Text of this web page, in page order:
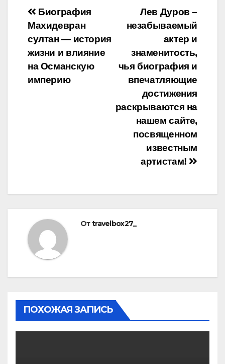
Навигация
по
записям
Лев Дуров –
незабываемый
актер и
знаменитость,
чья биография и
впечатляющие
достижения
раскрываются на
нашем сайте,
посвященном
известным
артистам!
Биография
Махидевран
султан — история
жизни и влияние
на Османскую
империю
Отtravelbox27_
ПОХОЖАЯ ЗАПИСЬ